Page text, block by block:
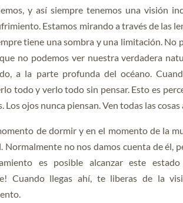
y así siempre tenemos una visión
Estamos mirando a través de las
tiene una sombra y una limitación. No
no podemos ver nuestra verdadera
a la parte profunda del océano.
todo y verlo todo sin pensar. Esto es
Los ojos nunca piensan. Ven todas las
de dormir y en el momento de la
Normalmente no nos damos cuenta de él,
es posible alcanzar este estado
Cuando llegas ahí, te liberas de la